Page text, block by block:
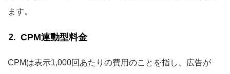
ます。
CPM連動型料金
CPMは表示1,000回あたりの費用のことを指し、広告が